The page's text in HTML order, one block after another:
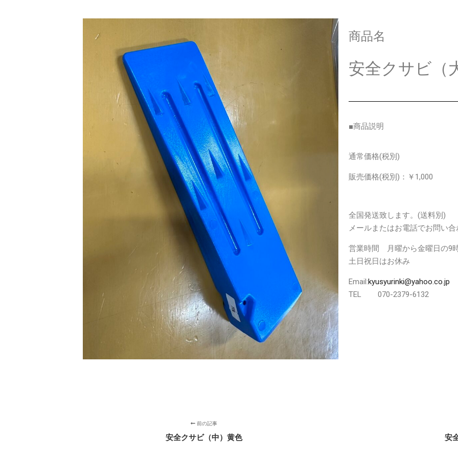
商品名
安全クサビ（
■商品説明
通常価格(税別)
販売価格(税別) ：￥1,000
全国発送致します。(送料別)
メールまたはお電話でお問い合
営業時間 月曜から金曜日の9
土日祝日はお休み
Email:kyusyurinki@yahoo.co.jp
TEL 070-2379-6132
前の記事
安全クサビ（中）黄色 安